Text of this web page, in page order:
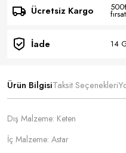
Ücretsiz Kargo
İade 14
Ürün BilgisiTaksit Seçenekleri
Dış Malzeme: Keten
İç Malzeme: Astar